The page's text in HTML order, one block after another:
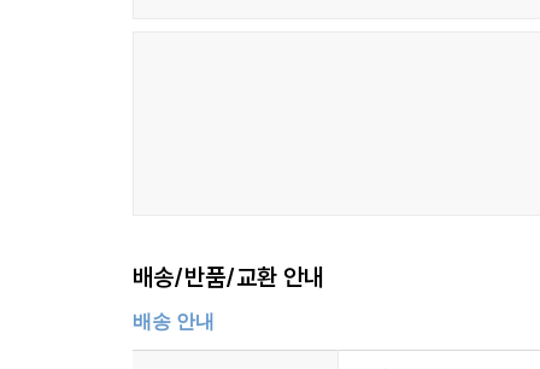
배송/반품/교환 안내
배송 안내